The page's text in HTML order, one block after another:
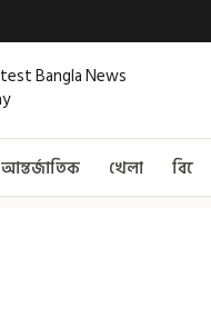
আন্তর্জাতিক খেলা